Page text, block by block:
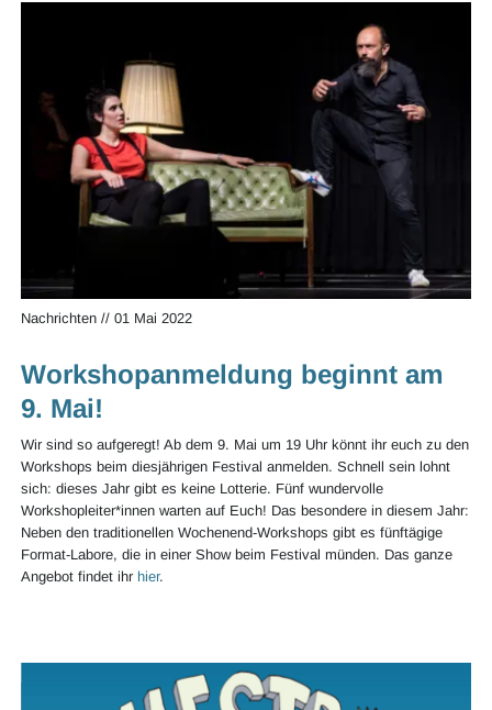
Nachrichten// 01 Mai 2022
Workshopanmeldung beginnt am
9. Mai!
Wir sind so aufgeregt! Ab dem 9. Mai um 19 Uhr könnt ihr euch zu den
Workshops beim diesjährigen Festival anmelden. Schnell sein lohnt
sich: dieses Jahr gibt es keine Lotterie. Fünf wundervolle
Workshopleiter*innen warten auf Euch! Das besondere in diesem Jahr:
Neben den traditionellen Wochenend-Workshops gibt es fünftägige
Format-Labore, die in einer Show beim Festival münden. Das ganze
Angebot findet ihr hier.